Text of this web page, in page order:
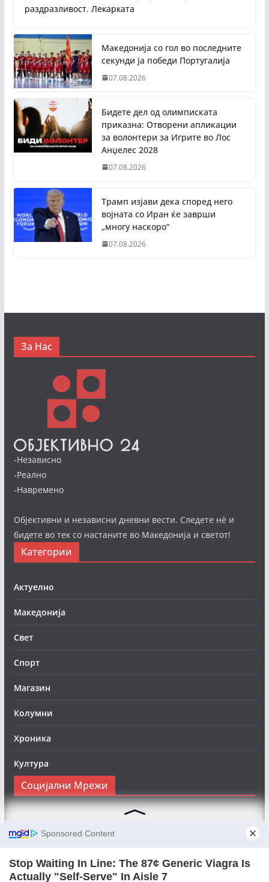
раздразливост. Лекарката
Македонија со гол во последните
секунди ја победи Португалија
07.08.2026
Бидете дел од олимписката
приказна: Отворени апликации
за волонтери за Игрите во Лос
Анџелес 2028
07.08.2026
Трамп изјави дека според него
војната со Иран ќе заврши
„многу наскоро“
07.08.2026
За Нас
-Независно
-Реално
-Навремено
Објективни и независни дневни вести. Следете нè и
бидете во тек со настаните во Македонија и светот!
Категории
Актуелно
Македонија
Свет
Спорт
Магазин
Колумни
Хроника
Култура
Социјални Мрежи
Следете нè на Фејсбук за да сте во тек со најновите